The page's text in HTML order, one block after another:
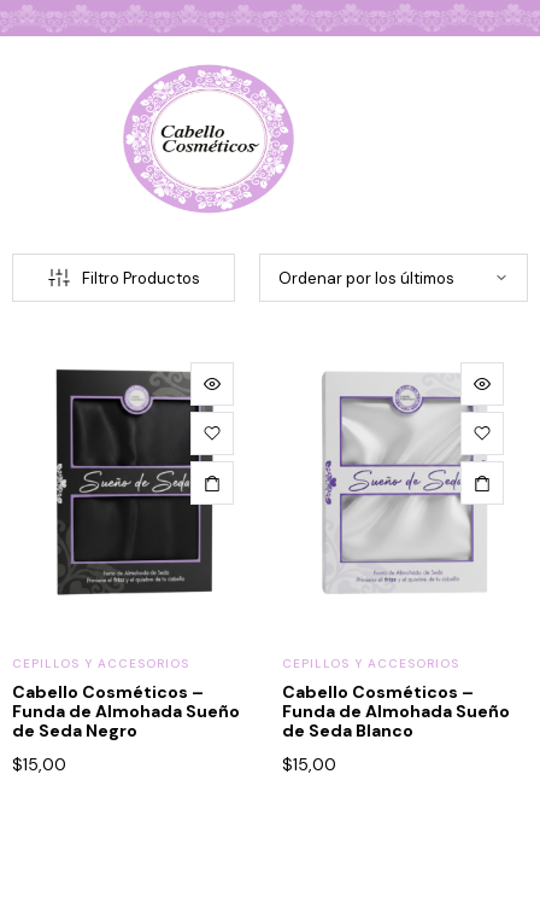
Filtro Productos
CEPILLOS Y ACCESORIOS
Cabello Cosméticos –
Funda de Almohada Sueño
de Seda Negro
$15,00
CEPILLOS Y ACCESORIOS
Cabello Cosméticos –
Funda de Almohada Sueño
de Seda Blanco
$15,00